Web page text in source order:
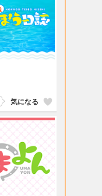
気になる